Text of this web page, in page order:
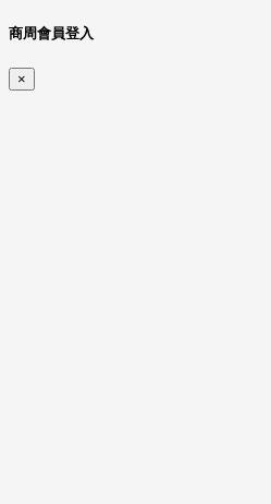
商周會員登入
×